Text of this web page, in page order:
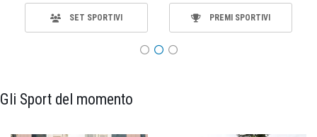
SET SPORTIVI PREMI SPORTIVI
Gli Sport del momento